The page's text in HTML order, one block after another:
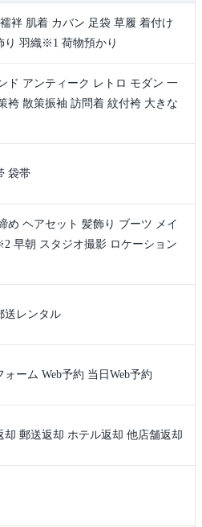
袢 肌着 カバン 足袋 草履 着付け
り 羽織※1 荷物預かり
ド アンティーク レトロ モダン 一
袴 散策振袖 訪問着 紋付袴 大きな
袋帯
め ヘアセット 髪飾り ブーツ メイ
早朝 スタジオ撮影 ロケーション
送レンタル
ーム Web予約 当日Web予約
却 郵送返却 ホテル返却 他店舗返却